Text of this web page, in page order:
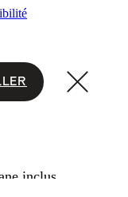
inclus.